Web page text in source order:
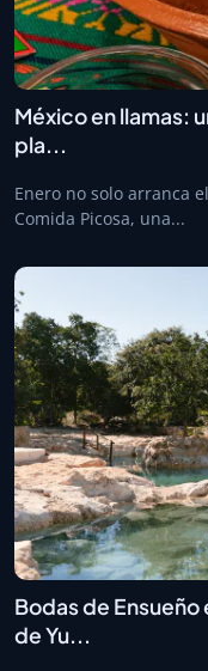
México en llamas:
pla...
Enero no solo arranca
Comida Picosa, una...
Bodas de Ensueño
de Yu...